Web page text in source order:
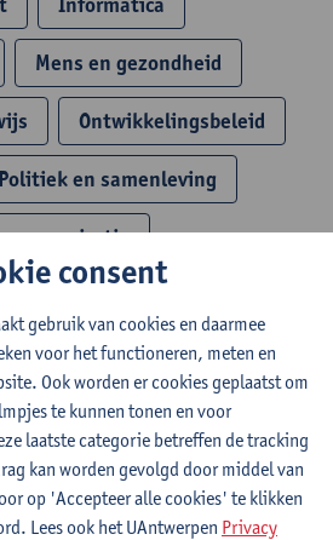
Mens en gezondheid
Ontwikkelingsbeleid
Politiek en samenleving
consent
gebruik van cookies en daarmee
voor het functioneren, meten en
Ook worden er cookies geplaatst om
te kunnen tonen en voor
laatste categorie betreffen de tracking
kan worden gevolgd door middel van
op 'Accepteer alle cookies' te klikken
Lees ook het UAntwerpen Privacy